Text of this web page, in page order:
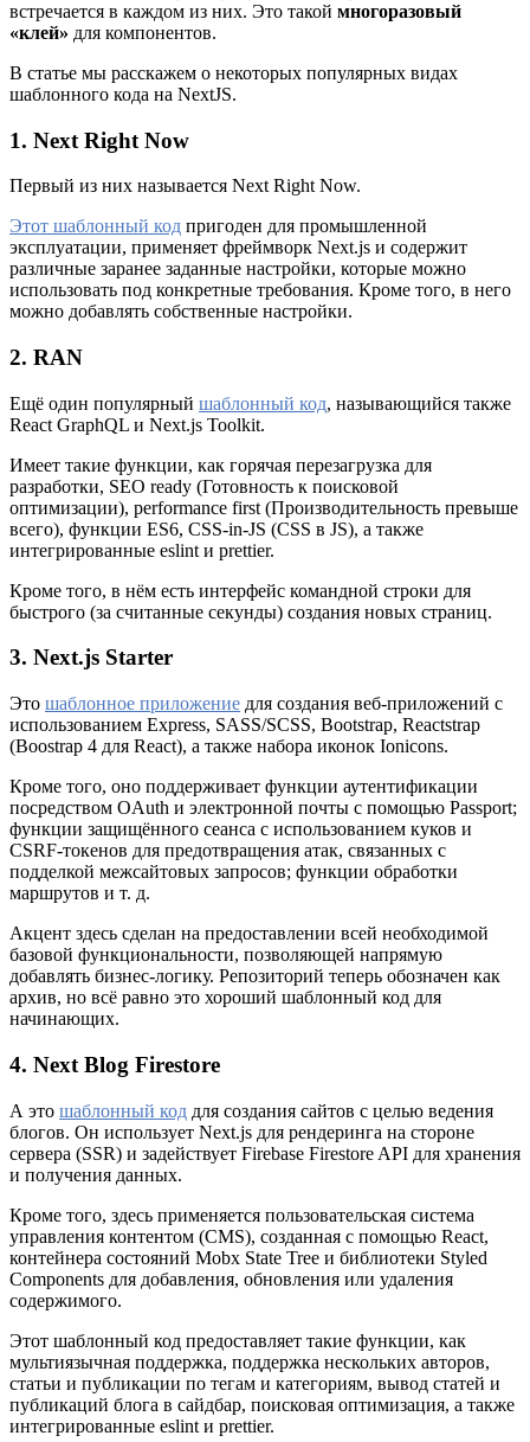
встречается в каждом из них. Это такой многоразовый
«клей» для компонентов.
В статье мы расскажем о некоторых популярных видах
шаблонного кода на NextJS.
1. Next Right Now
Первый из них называется Next Right Now.
Этот шаблонный код пригоден для промышленной
эксплуатации, применяет фреймворк Next.js и содержит
различные заранее заданные настройки, которые можно
использовать под конкретные требования. Кроме того, в него
можно добавлять собственные настройки.
2. RAN
Ещё один популярный шаблонный код, называющийся также
React GraphQL и Next.js Toolkit.
Имеет такие функции, как горячая перезагрузка для
разработки, SEO ready (Готовность к поисковой
оптимизации), performance first (Производительность превыше
всего), функции ES6, CSS-in-JS (CSS в JS), а также
интегрированные eslint и prettier.
Кроме того, в нём есть интерфейс командной строки для
быстрого (за считанные секунды) создания новых страниц.
3. Next.js Starter
Это шаблонное приложение для создания веб-приложений с
использованием Express, SASS/SCSS, Bootstrap, Reactstrap
(Boostrap 4 для React), а также набора иконок Ionicons.
Кроме того, оно поддерживает функции аутентификации
посредством OAuth и электронной почты с помощью Passport;
функции защищённого сеанса с использованием куков и
CSRF-токенов для предотвращения атак, связанных с
подделкой межсайтовых запросов; функции обработки
маршрутов и т. д.
Акцент здесь сделан на предоставлении всей необходимой
базовой функциональности, позволяющей напрямую
добавлять бизнес-логику. Репозиторий теперь обозначен как
архив, но всё равно это хороший шаблонный код для
начинающих.
4. Next Blog Firestore
А это шаблонный код для создания сайтов с целью ведения
блогов. Он использует Next.js для рендеринга на стороне
сервера (SSR) и задействует Firebase Firestore API для хранения
и получения данных.
Кроме того, здесь применяется пользовательская система
управления контентом (CMS), созданная с помощью React,
контейнера состояний Mobx State Tree и библиотеки Styled
Components для добавления, обновления или удаления
содержимого.
Этот шаблонный код предоставляет такие функции, как
мультиязычная поддержка, поддержка нескольких авторов,
статьи и публикации по тегам и категориям, вывод статей и
публикаций блога в сайдбар, поисковая оптимизация, а также
интегрированные eslint и prettier.